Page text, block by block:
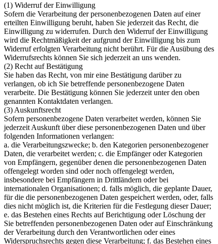
(1) Widerruf der Einwilligung
Sofern die Verarbeitung der personenbezogenen Daten auf einer
erteilten Einwilligung beruht, haben Sie jederzeit das Recht, die
Einwilligung zu widerrufen. Durch den Widerruf der Einwilligung
wird die Rechtmäßigkeit der aufgrund der Einwilligung bis zum
Widerruf erfolgten Verarbeitung nicht berührt. Für die Ausübung des
Widerrufsrechts können Sie sich jederzeit an uns wenden.
(2) Recht auf Bestätigung
Sie haben das Recht, von mir eine Bestätigung darüber zu
verlangen, ob ich Sie betreffende personenbezogene Daten
verarbeite. Die Bestätigung können Sie jederzeit unter den oben
genannten Kontaktdaten verlangen.
(3) Auskunftsrecht
Sofern personenbezogene Daten verarbeitet werden, können Sie
jederzeit Auskunft über diese personenbezogenen Daten und über
folgenden Informationen verlangen:
a. die Verarbeitungszwecke; b. den Kategorien personenbezogener
Daten, die verarbeitet werden; c. die Empfänger oder Kategorien
von Empfängern, gegenüber denen die personenbezogenen Daten
offengelegt worden sind oder noch offengelegt werden,
insbesondere bei Empfängern in Drittländern oder bei
internationalen Organisationen; d. falls möglich, die geplante Dauer,
für die die personenbezogenen Daten gespeichert werden, oder, falls
dies nicht möglich ist, die Kriterien für die Festlegung dieser Dauer;
e. das Bestehen eines Rechts auf Berichtigung oder Löschung der
Sie betreffenden personenbezogenen Daten oder auf Einschränkung
der Verarbeitung durch den Verantwortlichen oder eines
Widerspruchsrechts gegen diese Verarbeitung; f. das Bestehen eines